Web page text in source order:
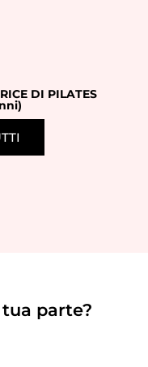
DI PILATES
parte?